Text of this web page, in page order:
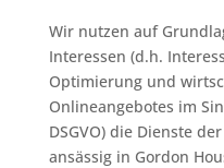
Wir nutzen auf
Interessen (d.h.
Optimierung und
Onlineangebotes im
DSGVO) die Dienste
ansässig in Gordon